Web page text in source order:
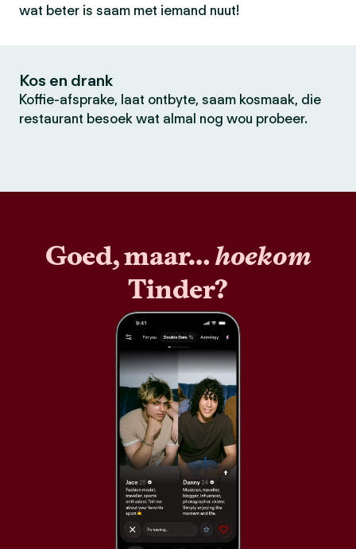
wat beter is saam met iemand nuut!
Kos en drank
Koffie-afsprake, laat ontbyte, saam kosmaak, die
restaurant besoek wat almal nog wou probeer.
Goed, maar…hoekom
Tinder?